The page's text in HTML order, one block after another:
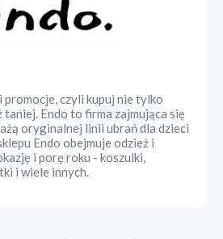
promocje, czyli kupuj nie tylko
taniej. Endo to firma zajmująca się
oryginalnej linii ubrań dla dzieci
Endo obejmuje odzież i
i porę roku - koszulki,
i wiele innych.